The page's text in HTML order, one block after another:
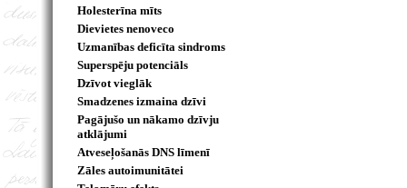
Holesterīna mīts
Dievietes nenoveco
Uzmanības deficīta sindroms
Superspēju potenciāls
Dzīvot vieglāk
Smadzenes izmaina dzīvi
Pagājušo un nākamo dzīvju
atklājumi
Atveseļošanās DNS līmenī
Zāles autoimunitātei